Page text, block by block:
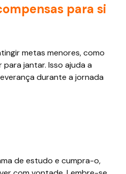
para si
metas menores, como
para jantar. Isso ajuda a
durante a jornada
de estudo e cumpra-o,